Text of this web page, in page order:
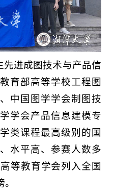
先进成图技术与产品信
育部高等学校工程图
中国图学学会制图技
学会产品信息建模专
类课程最高级别的国
水平高、参赛人数多
等教育学会列入全国